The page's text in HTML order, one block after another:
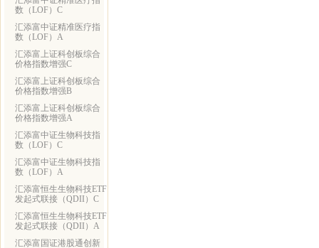
数（LOF）C
汇添富中证精准医疗指
数（LOF）A
汇添富上证科创板综合
价格指数增强C
汇添富上证科创板综合
价格指数增强B
汇添富上证科创板综合
价格指数增强A
汇添富中证生物科技指
数（LOF）C
汇添富中证生物科技指
数（LOF）A
汇添富恒生生物科技ETF
发起式联接（QDII）C
汇添富恒生生物科技ETF
发起式联接（QDII）A
汇添富国证港股通创新